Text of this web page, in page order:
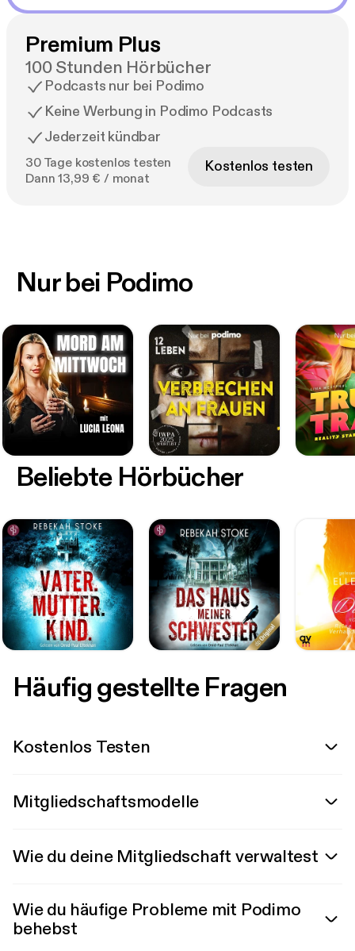
Premium Plus
100 Stunden Hörbücher
Podcasts nur bei Podimo
Keine Werbung in Podimo Podcasts
Jederzeit kündbar
30 Tage kostenlos testen
Dann 13,99 € / monat
Kostenlos testen
Nur bei Podimo
Beliebte Hörbücher
Häufig gestellte Fragen
Kostenlos Testen
Mitgliedschaftsmodelle
Wie du deine Mitgliedschaft verwaltest
Wie du häufige Probleme mit Podimo
behebst